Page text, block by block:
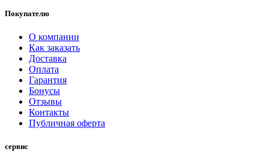
Покупателю
О компании
Как заказать
Доставка
Оплата
Гарантия
Бонусы
Отзывы
Контакты
Публичная оферта
сервис